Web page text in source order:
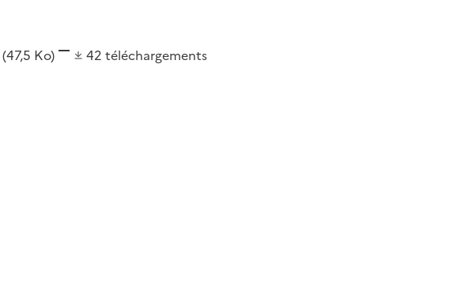
(47,5 Ko) 42 téléchargements